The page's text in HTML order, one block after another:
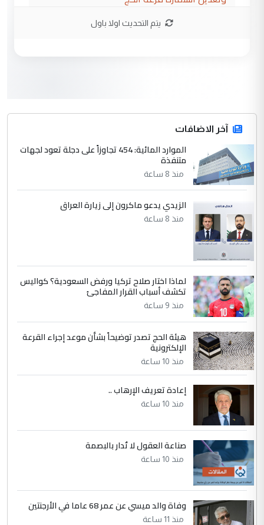
المشترك لا تستهدف أية دولة ومفتوحة لانضمام
الدول الشقيقة
يوسف غزوان عصمت
التعليق : بكالوريوس فيزياء طبية متزوج و
زوجتي أيضا بكالوريوس سكني بغداد أرغب في
إكمال دراستي داخل ...
الموضوع :
السعودية توافق على الاستمرار في
جامعاتها سنويا
5 عبد الأمير جاسم هليل
التعليق : نحن اباء الطلاب الأوائل على العراق
نتشرف بلقاء السيد احمد الصافي في العتبات
الموضوع :
مكتب السيد احمد الصافي : لا يوجود
لدينا اي حساب على الفيس بوك وتويتر
يتم التحديث اولا باول
آخر الاضافات
الموارد المائية: 454 تجاوزاً على دجلة تعود لجهات
متنفذة
منذ 8 ساعة
الزيدي يدعو ماكرون إلى زيارة العراق
منذ 8 ساعة
لماذا اختار صلاح تركيا ورفض السعودية؟ كواليس
تكشف أسباب القرار المفاجئ
منذ 9 ساعة
هيئة الحج تصدر توضيحاً بشأن موعد إجراء القرعة
الإلكترونية
منذ 10 ساعة
إعادة تعريف الإرهاب ..
منذ 10 ساعة
صناعة العقول لا تُدار بالبصمة
منذ 10 ساعة
وفاة والد ميسي عن عمر 68 عاما في الأرجنتين
منذ 11 ساعة